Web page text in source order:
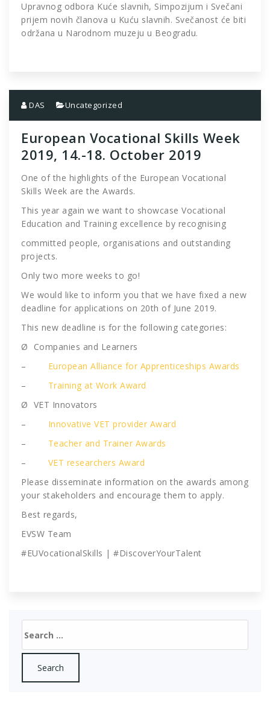
Upravnog odbora Kuće slavnih, Simpozijum i Svečani
prijem novih članova u Kuću slavnih. Svečanost će biti
održana u Narodnom muzeju u Beogradu.
DAS Uncategorized
European Vocational Skills Week
2019, 14.-18. October 2019
One of the highlights of the European Vocational
Skills Week are the Awards.
This year again we want to showcase Vocational
Education and Training excellence by recognising
committed people, organisations and outstanding
projects.
Only two more weeks to go!
We would like to inform you that we have fixed a new
deadline for applications on 20th of June 2019.
This new deadline is for the following categories:
Ø Companies and Learners
– European Alliance for Apprenticeships Awards
– Training at Work Award
Ø VET Innovators
– Innovative VET provider Award
– Teacher and Trainer Awards
– VET researchers Award
Please disseminate information on the awards among
your stakeholders and encourage them to apply.
Best regards,
EVSW Team
#EUVocationalSkills | #DiscoverYourTalent
for: